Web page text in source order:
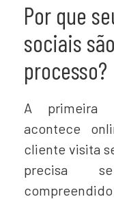
Por que
sociais
processo?
A primeira
acontece
cliente visita
precisa